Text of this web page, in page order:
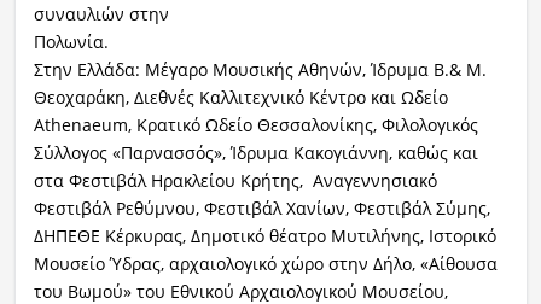
συναυλιών στην
Στην Ελλάδα: Μέγαρο Μουσικής Αθηνών, Ίδρυμα Β.& Μ.
Θεοχαράκη, Διεθνές Καλλιτεχνικό Κέντρο και Ωδείο
Athenaeum, Κρατικό Ωδείο Θεσσαλονίκης, Φιλολογικός
Σύλλογος «Παρνασσός», Ίδρυμα Κακογιάννη, καθώς και
στα Φεστιβάλ Ηρακλείου Κρήτης, Αναγεννησιακό
Φεστιβάλ Ρεθύμνου, Φεστιβάλ Χανίων, Φεστιβάλ Σύμης,
ΔΗΠΕΘΕ Κέρκυρας, Δημοτικό θέατρο Μυτιλήνης, Ιστορικό
Μουσείο Ύδρας, αρχαιολογικό χώρο στην Δήλο, «Αίθουσα
του Βωμού» του Εθνικού Αρχαιολογικού Μουσείου,